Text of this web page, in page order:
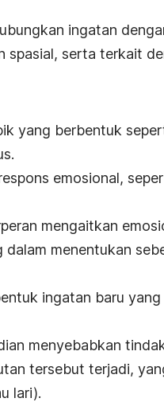
ingatan
spasial, serta terkait
yang berbentuk
emosional,
mengaitkan
dalam menentukan
ingatan baru
menyebabkan
tersebut terjadi,
lari).